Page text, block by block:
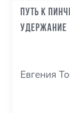
Путь к
удержание
Евгения